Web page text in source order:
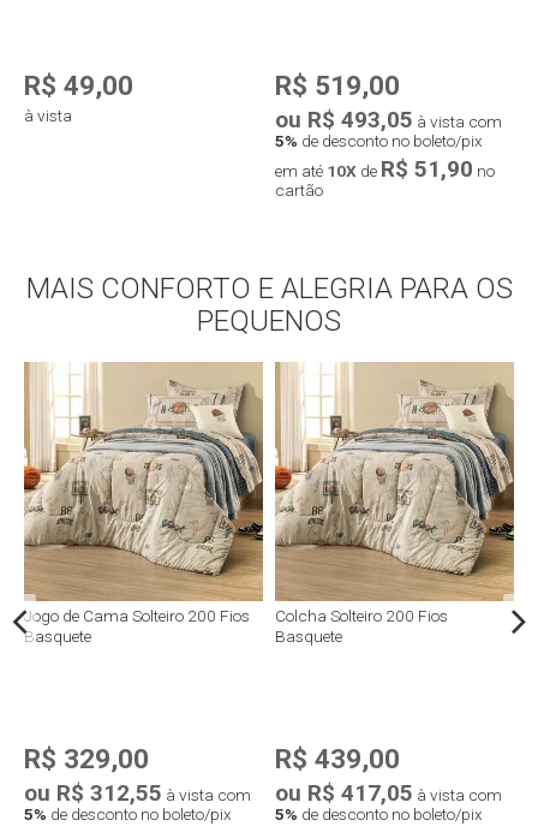
R$ 49,00
à vista
R$ 519,00
ou R$ 493,05 à vista com
5% de desconto no boleto/pix
em até 10X de R$ 51,90 no
cartão
Compra rápida
MAIS CONFORTO E ALEGRIA PARA OS
PEQUENOS
Jogo de Cama Solteiro 200 Fios
Basquete
R$ 329,00
ou R$ 312,55 à vista com
5% de desconto no boleto/pix
Colcha Solteiro 200 Fios
Basquete
R$ 439,00
ou R$ 417,05 à vista com
5% de desconto no boleto/pix